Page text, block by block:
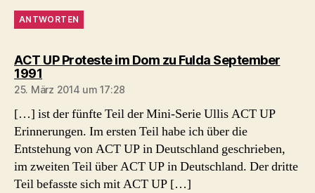
ANTWORTEN
ACT UP Proteste im Dom zu Fulda September
1991
25. März 2014 um 17:28
[…] ist der fünfte Teil der Mini-Serie Ullis ACT UP
Erinnerungen. Im ersten Teil habe ich über die
Entstehung von ACT UP in Deutschland geschrieben,
im zweiten Teil über ACT UP in Deutschland. Der dritte
Teil befasste sich mit ACT UP […]